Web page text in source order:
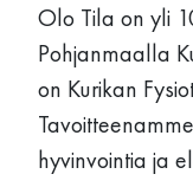
Olo Tila on yli
Pohjanmaalla
on Kurikan
hyvinvointia ja